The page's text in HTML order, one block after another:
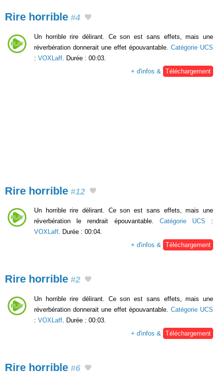
Rire horrible #4
Un horrible rire délirant. Ce son est sans effets, mais une
réverbération donnerait une effet épouvantable. Catégorie UCS
: VOXLaff . Durée : 00:03.
+ d'infos &
Téléchargement
Rire horrible #12
Un horrible rire délirant. Ce son est sans effets, mais une
réverbération le rendrait épouvantable. Catégorie UCS :
VOXLaff. Durée : 00:04.
+ d'infos & Téléchargement
Rire horrible #2
Un horrible rire délirant. Ce son est sans effets, mais une
réverbération donnerait une effet épouvantable. Catégorie UCS
: VOXLaff . Durée : 00:03.
+ d'infos &
Téléchargement
Rire horrible #6